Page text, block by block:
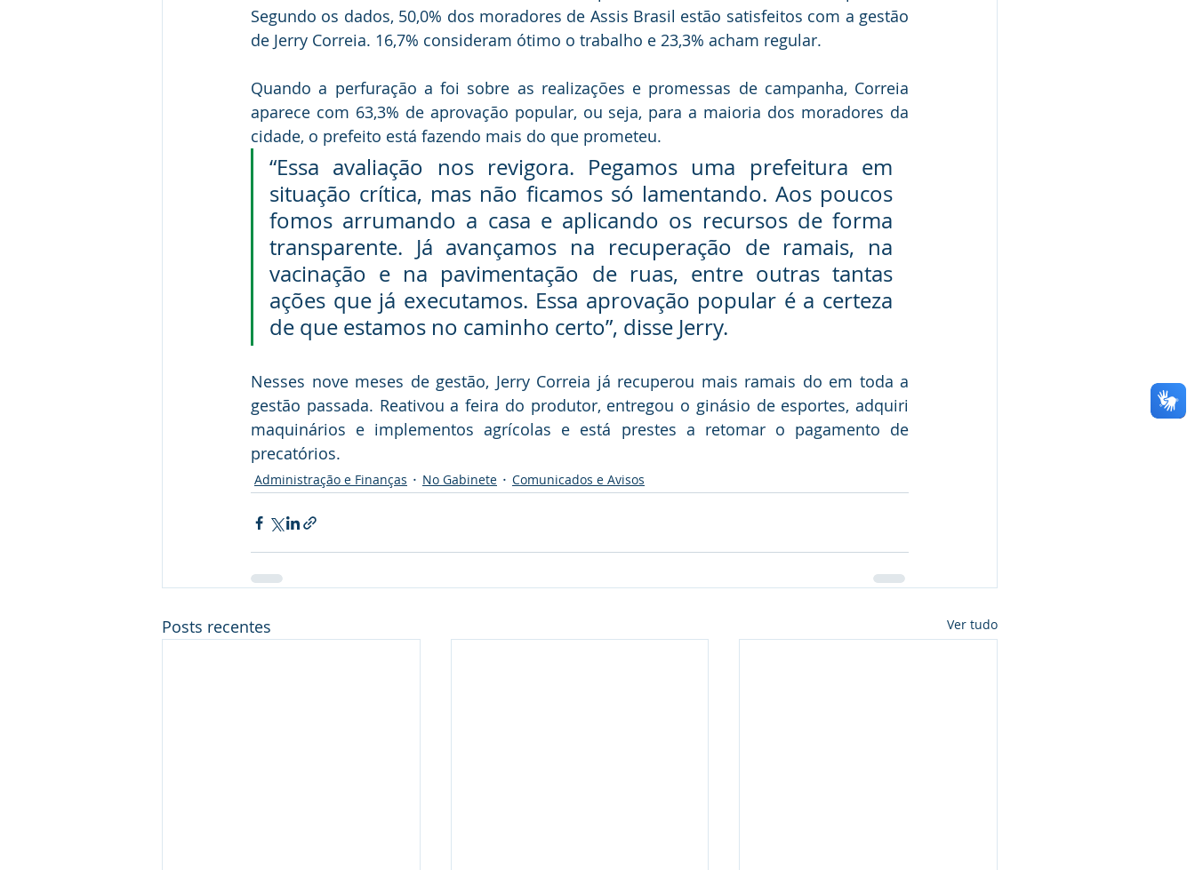
Segundo os dados, 50,0% dos moradores de Assis Brasil estão satisfeitos com a gestão
de Jerry Correia. 16,7% consideram ótimo o trabalho e 23,3% acham regular.
Quando a perfuração a foi sobre as realizações e promessas de campanha, Correia
aparece com 63,3% de aprovação popular, ou seja, para a maioria dos moradores da
cidade, o prefeito está fazendo mais do que prometeu.
“Essa avaliação nos revigora. Pegamos uma prefeitura em
situação crítica, mas não ficamos só lamentando. Aos poucos
fomos arrumando a casa e aplicando os recursos de forma
transparente. Já avançamos na recuperação de ramais, na
vacinação e na pavimentação de ruas, entre outras tantas
ações que já executamos. Essa aprovação popular é a certeza
de que estamos no caminho certo”, disse Jerry.
Nesses nove meses de gestão, Jerry Correia já recuperou mais ramais do em toda a
gestão passada. Reativou a feira do produtor, entregou o ginásio de esportes, adquiri
maquinários e implementos agrícolas e está prestes a retomar o pagamento de
precatórios.
Administração e Finanças No Gabinete Comunicados e Avisos
Posts recentes Ver tudo